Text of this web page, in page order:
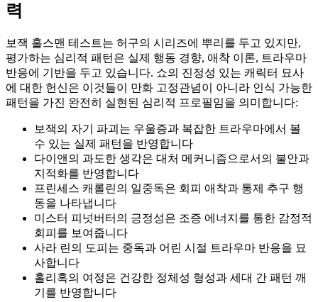
력
보잭 홀스맨 테스트는 허구의 시리즈에 뿌리를 두고 있지만,
평가하는 심리적 패턴은 실제 행동 경향, 애착 이론, 트라우마
반응에 기반을 두고 있습니다. 쇼의 진정성 있는 캐릭터 묘사
에 대한 헌신은 이것들이 만화 고정관념이 아니라 인식 가능한
패턴을 가진 완전히 실현된 심리적 프로필임을 의미합니다:
보잭의 자기 파괴는 우울증과 복잡한 트라우마에서 볼
수 있는 실제 패턴을 반영합니다
다이앤의 과도한 생각은 대처 메커니즘으로서의 불안과
지적화를 반영합니다
프린세스 캐롤린의 일중독은 회피 애착과 통제 추구 행
동을 나타냅니다
미스터 피넛버터의 긍정성은 조증 에너지를 통한 감정적
회피를 보여줍니다
사라 린의 도피는 중독과 어린 시절 트라우마 반응을 묘
사합니다
홀리혹의 여정은 건강한 정체성 형성과 세대 간 패턴 깨
기를 반영합니다